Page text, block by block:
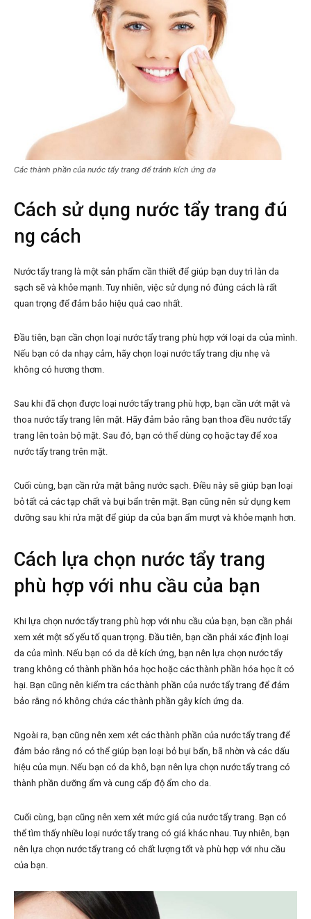
Các thành phần của nước tẩy trang để tránh kích ứng da
Cách sử dụng nước tẩy trang đú
ng cách
Nước tẩy trang là một sản phẩm cần thiết để giúp bạn duy trì làn da
sạch sẽ và khỏe mạnh. Tuy nhiên, việc sử dụng nó đúng cách là rất
quan trọng để đảm bảo hiệu quả cao nhất.
Đầu tiên, bạn cần chọn loại nước tẩy trang phù hợp với loại da của mình.
Nếu bạn có da nhạy cảm, hãy chọn loại nước tẩy trang dịu nhẹ và
không có hương thơm.
Sau khi đã chọn được loại nước tẩy trang phù hợp, bạn cần ướt mặt và
thoa nước tẩy trang lên mặt. Hãy đảm bảo rằng bạn thoa đều nước tẩy
trang lên toàn bộ mặt. Sau đó, bạn có thể dùng cọ hoặc tay để xoa
nước tẩy trang trên mặt.
Cuối cùng, bạn cần rửa mặt bằng nước sạch. Điều này sẽ giúp bạn loại
bỏ tất cả các tạp chất và bụi bẩn trên mặt. Bạn cũng nên sử dụng kem
dưỡng sau khi rửa mặt để giúp da của bạn ẩm mượt và khỏe mạnh hơn.
Cách lựa chọn nước tẩy trang
phù hợp với nhu cầu của bạn
Khi lựa chọn nước tẩy trang phù hợp với nhu cầu của bạn, bạn cần phải
xem xét một số yếu tố quan trọng. Đầu tiên, bạn cần phải xác định loại
da của mình. Nếu bạn có da dễ kích ứng, bạn nên lựa chọn nước tẩy
trang không có thành phần hóa học hoặc các thành phần hóa học ít có
hại. Bạn cũng nên kiểm tra các thành phần của nước tẩy trang để đảm
bảo rằng nó không chứa các thành phần gây kích ứng da.
Ngoài ra, bạn cũng nên xem xét các thành phần của nước tẩy trang để
đảm bảo rằng nó có thể giúp bạn loại bỏ bụi bẩn, bã nhờn và các dấu
hiệu của mụn. Nếu bạn có da khô, bạn nên lựa chọn nước tẩy trang có
thành phần dưỡng ẩm và cung cấp độ ẩm cho da.
Cuối cùng, bạn cũng nên xem xét mức giá của nước tẩy trang. Bạn có
thể tìm thấy nhiều loại nước tẩy trang có giá khác nhau. Tuy nhiên, bạn
nên lựa chọn nước tẩy trang có chất lượng tốt và phù hợp với nhu cầu
của bạn.